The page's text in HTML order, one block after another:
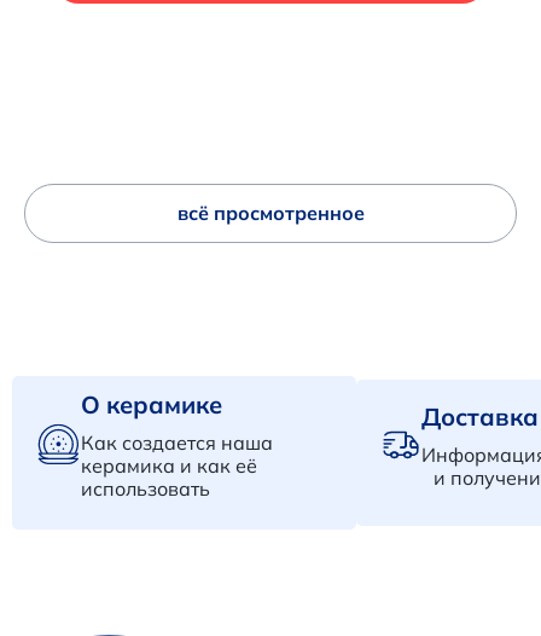
всё просмотренное
О керамике
Как создается наша
керамика и как её
использовать
и